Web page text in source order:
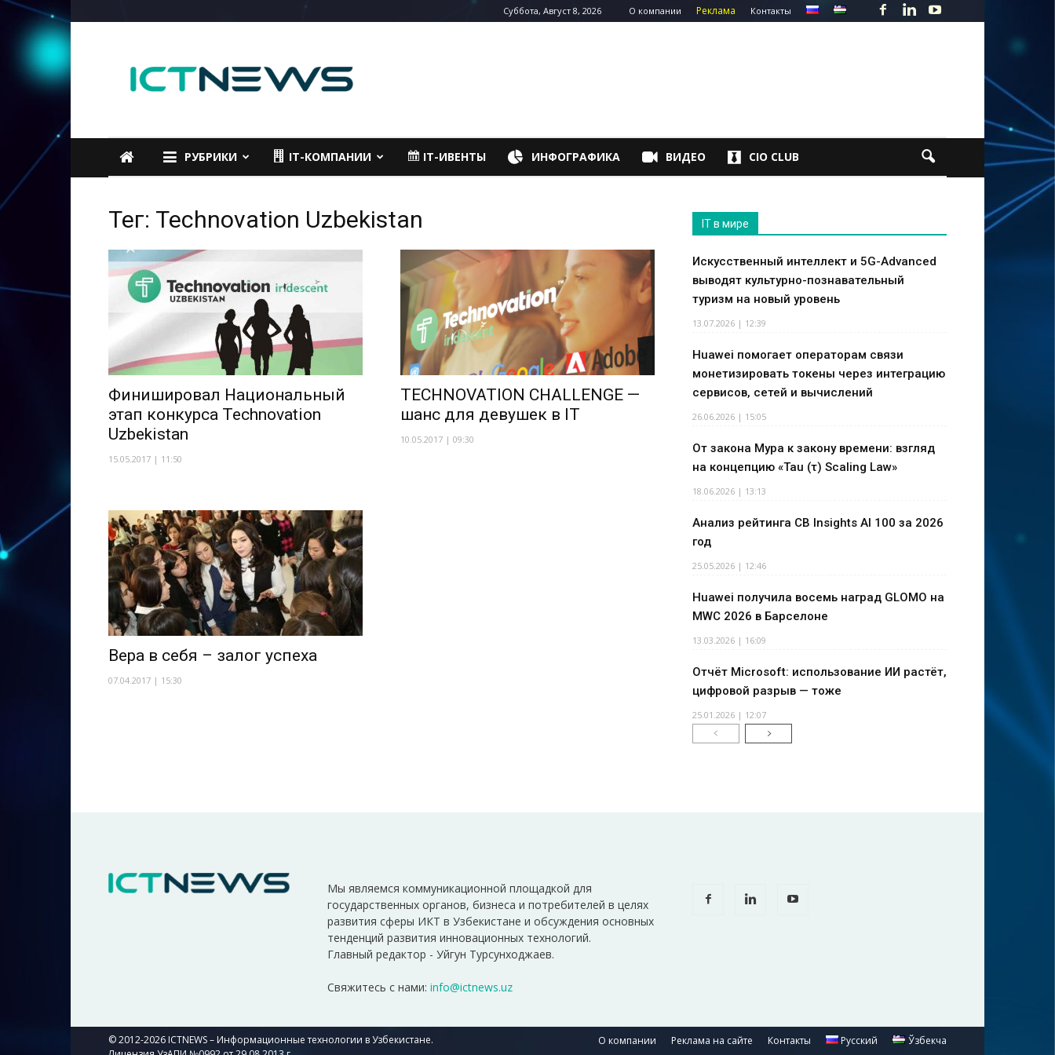
Суббота, Август 8, 2026 О компании Реклама Контакты
РУБРИКИ IT-КОМПАНИИ IT-ИВЕНТЫ ИНФОГРАФИКА ВИДЕО CIO CLUB
Тег: Technovation Uzbekistan
Финишировал Национальный
этап конкурса Technovation
Uzbekistan
15.05.2017 | 11:50
TECHNOVATION CHALLENGE —
шанс для девушек в IT
10.05.2017 | 09:30
Вера в себя – залог успеха
07.04.2017 | 15:30
IT в мире
Искусственный интеллект и 5G-Advanced
выводят культурно-познавательный
туризм на новый уровень
13.07.2026 | 12:39
Huawei помогает операторам связи
монетизировать токены через интеграцию
сервисов, сетей и вычислений
26.06.2026 | 15:05
От закона Мура к закону времени: взгляд
на концепцию «Tau (τ) Scaling Law»
18.06.2026 | 13:13
Анализ рейтинга CB Insights AI 100 за 2026
год
25.05.2026 | 12:46
Huawei получила восемь наград GLOMO на
MWC 2026 в Барселоне
13.03.2026 | 16:09
Отчёт Microsoft: использование ИИ растёт,
цифровой разрыв — тоже
25.01.2026 | 12:07
Мы являемся коммуникационной площадкой для
государственных органов, бизнеса и потребителей в целях
развития сферы ИКТ в Узбекистане и обсуждения основных
тенденций развития инновационных технологий.
Главный редактор - Уйгун Турсунходжаев.
Свяжитесь с нами: info@ictnews.uz
О компании Реклама на сайте Контакты Русский Ўзбекча
© 2012-2026 ICTNEWS – Информационные технологии в Узбекистане.